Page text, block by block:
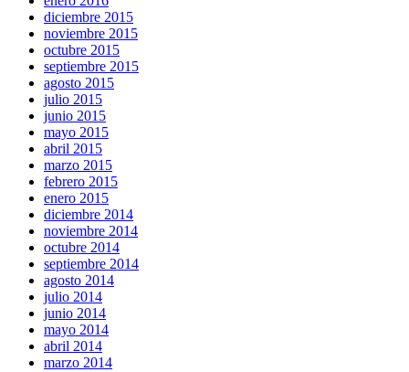
diciembre 2015
noviembre 2015
octubre 2015
septiembre 2015
agosto 2015
julio 2015
junio 2015
mayo 2015
abril 2015
marzo 2015
febrero 2015
enero 2015
diciembre 2014
noviembre 2014
octubre 2014
septiembre 2014
agosto 2014
julio 2014
junio 2014
mayo 2014
abril 2014
marzo 2014